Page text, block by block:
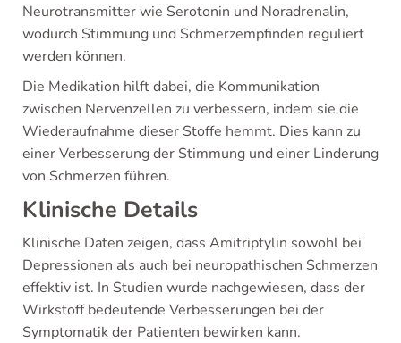
Neurotransmitter wie Serotonin und Noradrenalin,
wodurch Stimmung und Schmerzempfinden reguliert
werden können.
Die Medikation hilft dabei, die Kommunikation
zwischen Nervenzellen zu verbessern, indem sie die
Wiederaufnahme dieser Stoffe hemmt. Dies kann zu
einer Verbesserung der Stimmung und einer Linderung
von Schmerzen führen.
Klinische Details
Klinische Daten zeigen, dass Amitriptylin sowohl bei
Depressionen als auch bei neuropathischen Schmerzen
effektiv ist. In Studien wurde nachgewiesen, dass der
Wirkstoff bedeutende Verbesserungen bei der
Symptomatik der Patienten bewirken kann.